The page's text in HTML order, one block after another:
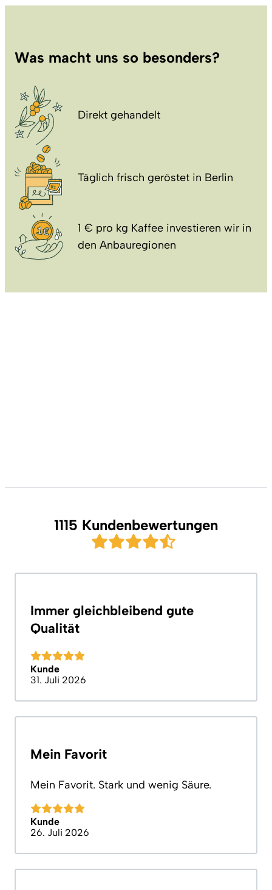
Was macht uns so besonders?
Direkt gehandelt
Täglich frisch geröstet in Berlin
1 € pro kg Kaffee investieren wir in
den Anbauregionen
1115 Kundenbewertungen
Immer gleichbleibend gute
Qualität
Kunde
31. Juli 2026
Mein Favorit
Mein Favorit. Stark und wenig Säure.
Kunde
26. Juli 2026